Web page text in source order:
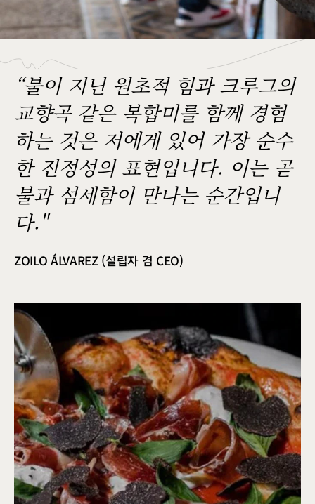
“불이 지닌 원초적 힘과 크루그의
교향곡 같은 복합미를 함께 경험
하는 것은 저에게 있어 가장 순수
한 진정성의 표현입니다. 이는 곧
불과 섬세함이 만나는 순간입니
다."
ZOILO ÁLVAREZ (설립자 겸 CEO)